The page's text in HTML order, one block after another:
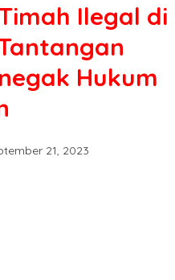
Ilegal di
Hukum
21, 2023